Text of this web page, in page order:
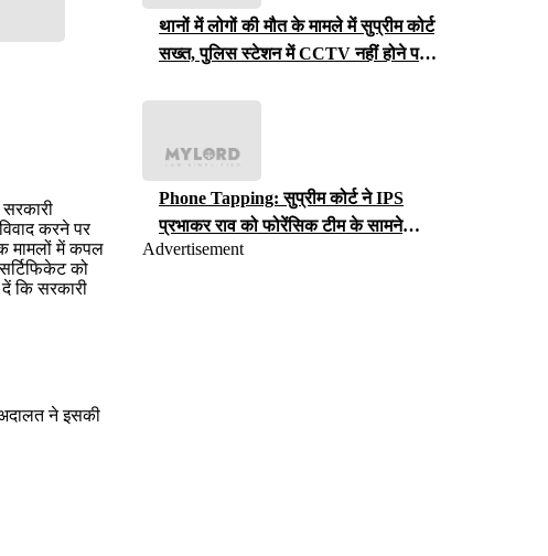
करने पर
मामलों में कपल
को
कि सरकारी
अदालत ने इसकी
थानों में लोगों की मौत के मामले में सुप्रीम कोर्ट
सख्त, पुलिस स्टेशन में CCTV नहीं होने पर
Phone Tapping: सुप्रीम कोर्ट ने IPS
प्रभाकर राव को फोरेंसिक टीम के सामने
iCloud पासवर्ड सौंपने का आदेश, जानें क्या
Advertisement